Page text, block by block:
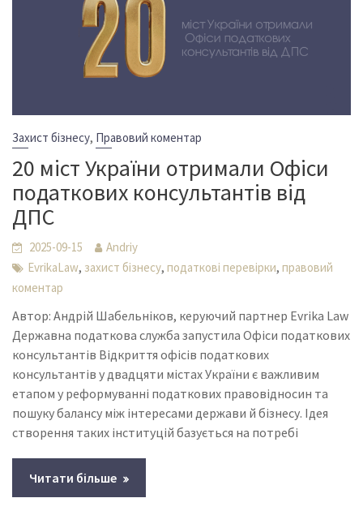
Захист бізнесу, Правовий коментар
20 міст України отримали Офіси
податкових консультантів від
ДПС
2025-09-15
Andriy
EvrikaLaw, захист бізнесу,податкові перевірки,правовий
коментар
Автор: Андрій Шабельніков, керуючий партнер Evrika Law
Державна податкова служба запустила Офіси податкових
консультантів Відкриття офісів податкових
консультантів у двадцяти містах України є важливим
етапом у реформуванні податкових правовідносин та
пошуку балансу між інтересами держави й бізнесу. Ідея
створення таких інституцій базується на потребі
Читати більше